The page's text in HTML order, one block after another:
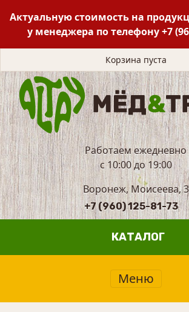
Актуальную стоимость на
у менеджера по телефону+7
Корзина пуста
Работаем ежедневно
с 10:00 до 19:00
Воронеж, Моисеева, 3
+7 (960) 125-81-73
КАТАЛОГ
Меню